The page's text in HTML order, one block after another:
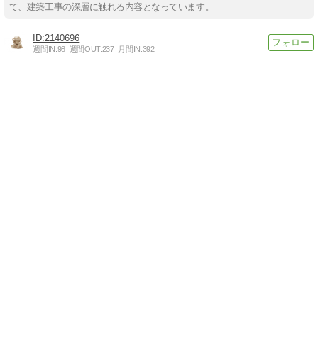
て、建築工事の深層に触れる内容となっています。
2140696
週間IN:98 週間OUT:237 月間IN:392